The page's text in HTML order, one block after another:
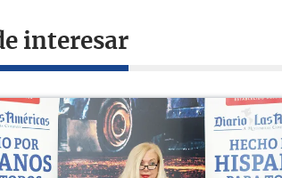
interesar